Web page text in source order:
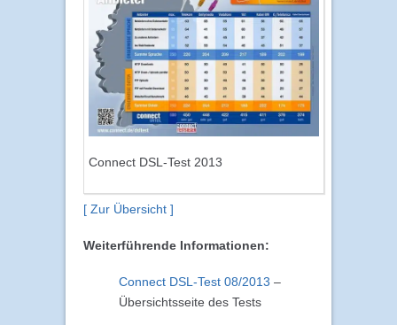
Connect DSL-Test 2013
[ Zur Übersicht ]
Weiterführende Informationen:
Connect DSL-Test 08/2013 –
Übersichtsseite des Tests